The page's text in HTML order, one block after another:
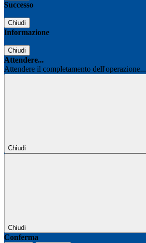
Successo
Chiudi
Informazione
Chiudi
Attendere...
Attendere il completamento dell'operazione...
Chiudi
Chiudi
Conferma